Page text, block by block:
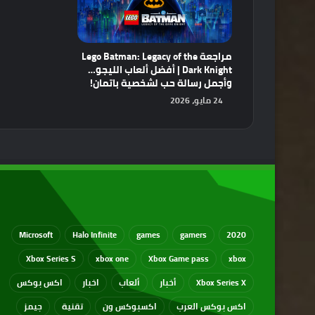
مراجعة Lego Batman: Legacy of the
Dark Knight | أفضل ألعاب الليجو…
وأجمل رسالة حب لشخصية باتمان!
24 مايو، 2026
2020
gamers
games
Halo Infinite
Microsoft
xbox
Xbox Game pass
xbox one
Xbox Series S
Xbox Series X
أخبار ألعاب اخبار
اكس بوكس
اكس بوكس العرب
اكسبوكس ون تقنية جيمز